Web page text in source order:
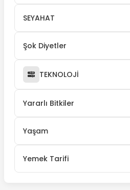
SEYAHAT
Şok Diyetler
TEKNOLOJİ
Yararlı Bitkiler
Yaşam
Yemek Tarifi